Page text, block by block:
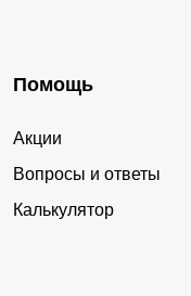
Помощь
Акции
Вопросы и ответы
Калькулятор